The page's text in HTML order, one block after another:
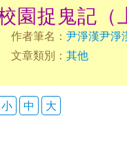
園捉鬼記（
作者筆名： 尹淨漢尹
文章類別： 其他
小 中 大